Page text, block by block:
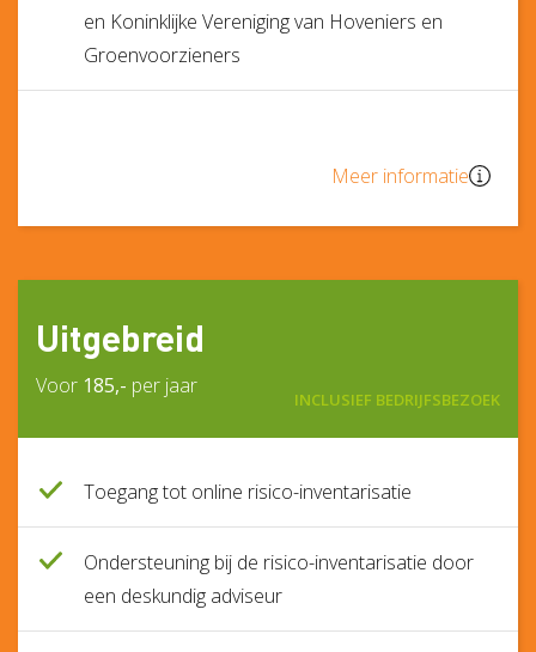
en Koninklijke Vereniging van Hoveniers en
Groenvoorzieners
Meer informatie
Uitgebreid
Voor 185,- per jaar
INCLUSIEF BEDRIJFSBEZOEK
Toegang tot online risico-inventarisatie
Ondersteuning bij de risico-inventarisatie door
een deskundig adviseur